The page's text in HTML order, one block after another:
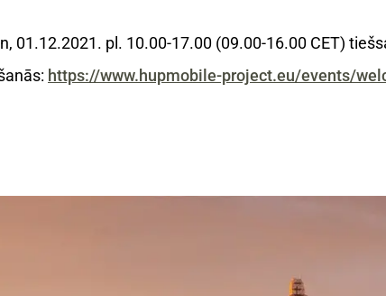
01.12.2021. pl. 10.00-17.00 (09.00-16.00 CET)
https://www.hupmobile-project.eu/events/